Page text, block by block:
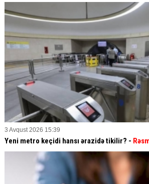
3 Avqust 2026 15:39
Yeni metro keçidi hansı ərazidə tikilir? -